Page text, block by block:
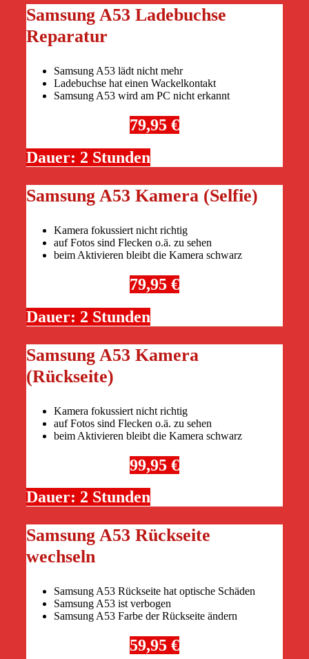
Samsung A53 Ladebuchse
Reparatur
Samsung A53 lädt nicht mehr
Ladebuchse hat einen Wackelkontakt
Samsung A53 wird am PC nicht erkannt
79,95 €
Dauer: 2 Stunden
Samsung A53 Kamera (Selfie)
Kamera fokussiert nicht richtig
auf Fotos sind Flecken o.ä. zu sehen
beim Aktivieren bleibt die Kamera schwarz
79,95 €
Dauer: 2 Stunden
Samsung A53 Kamera
(Rückseite)
Kamera fokussiert nicht richtig
auf Fotos sind Flecken o.ä. zu sehen
beim Aktivieren bleibt die Kamera schwarz
99,95 €
Dauer: 2 Stunden
Samsung A53 Rückseite
wechseln
Samsung A53 Rückseite hat optische Schäden
Samsung A53 ist verbogen
Samsung A53 Farbe der Rückseite ändern
59,95 €